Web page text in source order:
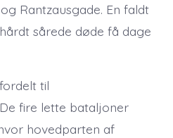
Rantzausgade. En faldt
sårede døde få dage
til
fire lette bataljoner
hovedparten af